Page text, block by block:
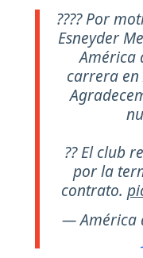
???? Por
Esneyder
América
carrera en
?? El club
por la
contrato.
— América